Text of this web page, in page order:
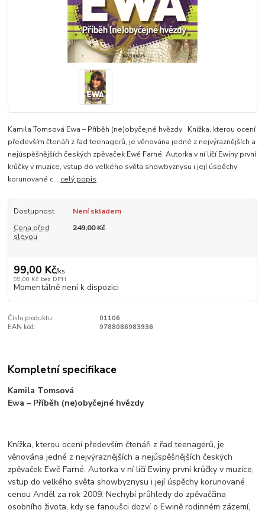
Kamila Tomsová Ewa – Příběh (ne)obyčejné hvězdy Knížka, kterou ocení
především čtenáři z řad teenagerů, je věnována jedné z nejvýraznějších a
nejúspěšnějších českých zpěvaček Ewě Farné. Autorka v ní líčí Ewiny první
krůčky v muzice, vstup do velkého světa showbyznysu i její úspěchy
korunované c... celý popis
Dostupnost
Není skladem
Cena před
slevou
249,00 Kč
99,00 Kč/ks
99,00 Kč bez DPH
Momentálně není k dispozici
Číslo produktu:
01106
EAN kód:
9788086983936
Kompletní specifikace
Kamila Tomsová
Ewa – Příběh (ne)obyčejné hvězdy
Knížka, kterou ocení především čtenáři z řad teenagerů, je
věnována jedné z nejvýraznějších a nejúspěšnějších českých
zpěvaček Ewě Farné. Autorka v ní líčí Ewiny první krůčky v muzice,
vstup do velkého světa showbyznysu i její úspěchy korunované
cenou Anděl za rok 2009. Nechybí průhledy do zpěvaččina
osobního života, kdy se fanoušci dozví o Ewině rodinném zázemí,